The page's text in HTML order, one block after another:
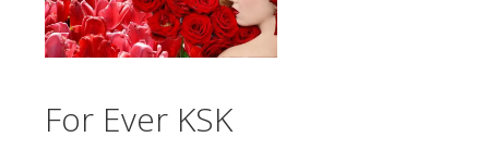
For Ever KSK